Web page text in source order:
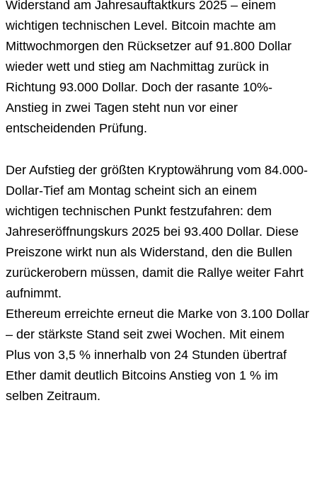
Widerstand am Jahresauftaktkurs 2025 – einem
wichtigen technischen Level. Bitcoin machte am
Mittwochmorgen den Rücksetzer auf 91.800 Dollar
wieder wett und stieg am Nachmittag zurück in
Richtung 93.000 Dollar. Doch der rasante 10%-
Anstieg in zwei Tagen steht nun vor einer
entscheidenden Prüfung.
Der Aufstieg der größten Kryptowährung vom 84.000-
Dollar-Tief am Montag scheint sich an einem
wichtigen technischen Punkt festzufahren: dem
Jahreseröffnungskurs 2025 bei 93.400 Dollar. Diese
Preiszone wirkt nun als Widerstand, den die Bullen
zurückerobern müssen, damit die Rallye weiter Fahrt
aufnimmt.
Ethereum erreichte erneut die Marke von 3.100 Dollar
– der stärkste Stand seit zwei Wochen. Mit einem
Plus von 3,5 % innerhalb von 24 Stunden übertraf
Ether damit deutlich Bitcoins Anstieg von 1 % im
selben Zeitraum.